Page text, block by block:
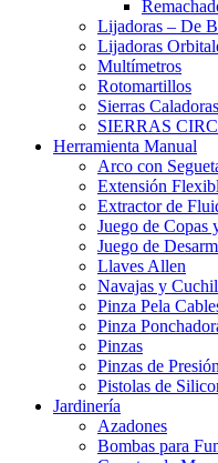
Lijadoras – De
Lijadoras
Multímetros
Rotomartillos
Sierras Caladoras
SIERRAS
Herramienta Manual
Arco con
Extensión
Extractor de
Juego de Copas
Juego de
Llaves Allen
Navajas y
Pinza Pela
Pinza
Pinzas
Pinzas de Presión
Pistolas de
Jardinería
Azadones
Bombas para